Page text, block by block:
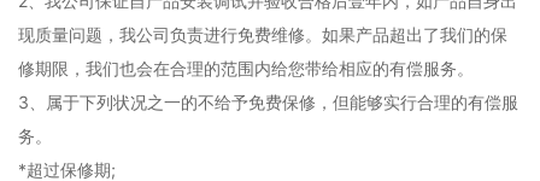
现质量问题，我公司负责进行免费维修。如果产品超出了我们的保
修期限，我们也会在合理的范围内给您带给相应的有偿服务。
3、属于下列状况之一的不给予免费保修，但能够实行合理的有偿服
务。
*超过保修期;